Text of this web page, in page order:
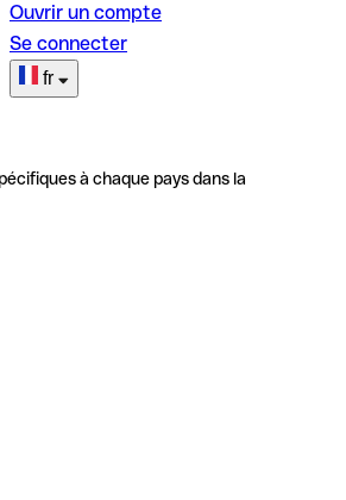
Ouvrir un compte
Se connecter
fr
à chaque pays dans la